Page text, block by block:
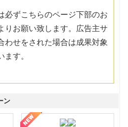
必ずこちらのページ下部のお
りお願い致します。広告主サ
わせをされた場合は成果対象
ます。
ン